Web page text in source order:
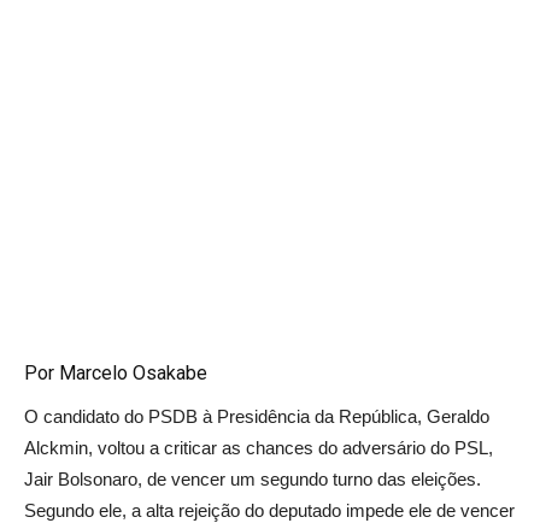
Por Marcelo Osakabe
O candidato do PSDB à Presidência da República, Geraldo
Alckmin, voltou a criticar as chances do adversário do PSL,
Jair Bolsonaro, de vencer um segundo turno das eleições.
Segundo ele, a alta rejeição do deputado impede ele de vencer